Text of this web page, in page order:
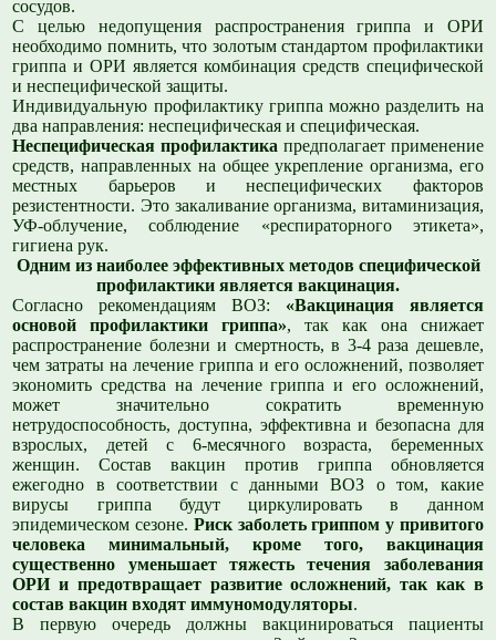
сосудов.
С целью недопущения распространения гриппа и ОРИ
необходимо помнить, что золотым стандартом профилактики
гриппа и ОРИ является комбинация средств специфической
и неспецифической защиты.
Индивидуальную профилактику гриппа можно разделить на
два направления: неспецифическая и специфическая.
Неспецифическая профилактика предполагает применение
средств, направленных на общее укрепление организма, его
местных барьеров и неспецифических факторов
резистентности. Это закаливание организма, витаминизация,
УФ-облучение, соблюдение «респираторного этикета»,
гигиена рук.
Одним из наиболее эффективных методов специфической
профилактики является вакцинация.
Согласно рекомендациям ВОЗ: «Вакцинация является
основой профилактики гриппа», так как она снижает
распространение болезни и смертность, в 3-4 раза дешевле,
чем затраты на лечение гриппа и его осложнений, позволяет
экономить средства на лечение гриппа и его осложнений,
может значительно сократить временную
нетрудоспособность, доступна, эффективна и безопасна для
взрослых, детей с 6-месячного возраста, беременных
женщин. Состав вакцин против гриппа обновляется
ежегодно в соответствии с данными ВОЗ о том, какие
вирусы гриппа будут циркулировать в данном
эпидемическом сезоне. Риск заболеть гриппом у привитого
человека минимальный, кроме того, вакцинация
существенно уменьшает тяжесть течения заболевания
ОРИ и предотвращает развитие осложнений, так как в
состав вакцин входят иммуномодуляторы.
В первую очередь должны вакцинироваться пациенты